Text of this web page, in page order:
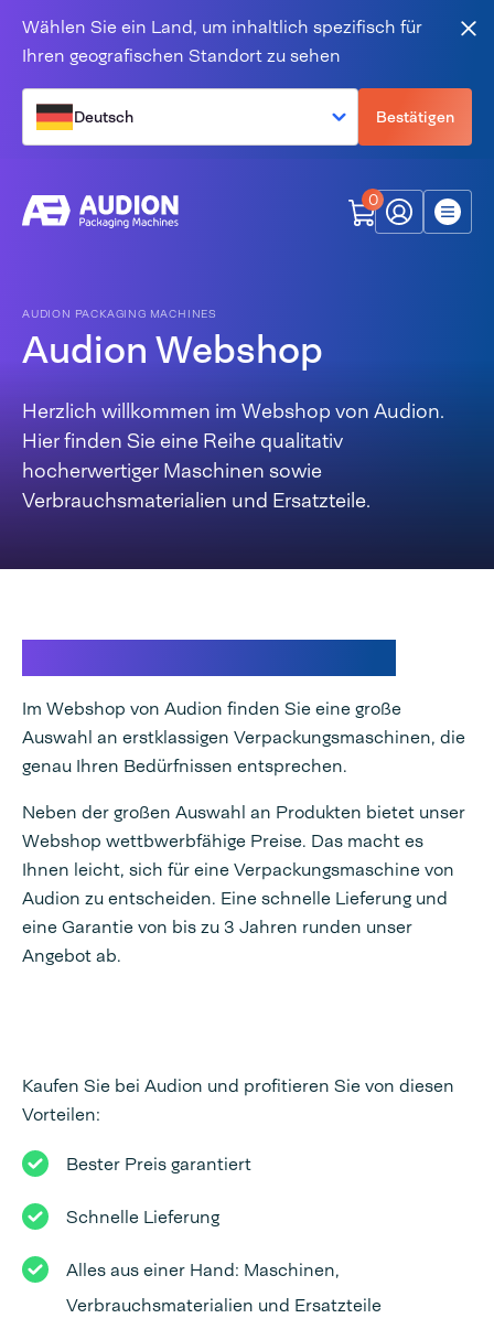
Wählen Sie ein Land, um inhaltlich spezifisch für
Ihren geografischen Standort zu sehen
Deutsch Bestätigen
0
Mein Audion
Menü
AUDION PACKAGING MACHINES
Audion Webshop
Herzlich willkommen im Webshop von Audion.
Hier finden Sie eine Reihe qualitativ
hocherwertiger Maschinen sowie
Verbrauchsmaterialien und Ersatzteile.
Im Webshop von Audion finden Sie eine große
Auswahl an erstklassigen Verpackungsmaschinen, die
genau Ihren Bedürfnissen entsprechen.
Neben der großen Auswahl an Produkten bietet unser
Webshop wettbwerbfähige Preise. Das macht es
Ihnen leicht, sich für eine Verpackungsmaschine von
Audion zu entscheiden. Eine schnelle Lieferung und
eine Garantie von bis zu 3 Jahren runden unser
Angebot ab.
Kaufen Sie bei Audion und profitieren Sie von diesen
Vorteilen:
Bester Preis garantiert
Schnelle Lieferung
Alles aus einer Hand: Maschinen,
Verbrauchsmaterialien und Ersatzteile